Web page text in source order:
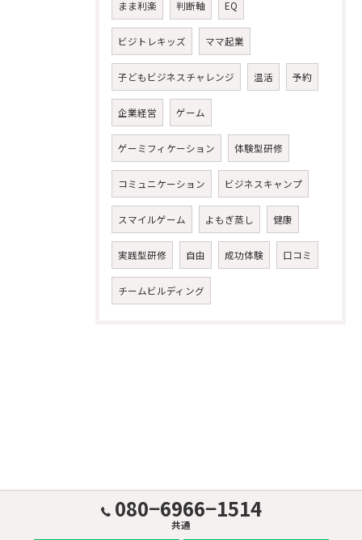
まま利楽 判断軸 EQ
ビジトレキッズ ママ起業
子どもビジネスチャレンジ 温活 予約
企業経営 ゲーム
ゲーミフィケーション 体験型研修
コミュニケーション ビジネスキャンプ
スマイルゲーム よもぎ蒸し 健康
実践型研修 自由 成功体験 口コミ
チームビルディング
080−6966−1514
共通